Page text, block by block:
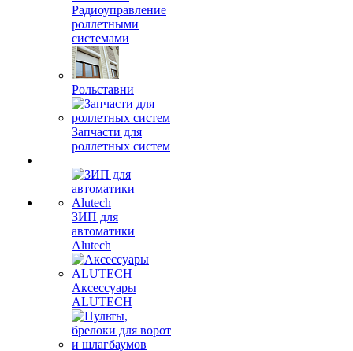
Радиоуправление
роллетными
системами
Рольставни
Запчасти для
роллетных систем
ЗИП для
автоматики
Alutech
Аксессуары
ALUTECH